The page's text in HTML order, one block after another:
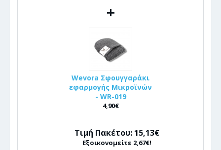
+
Wevora Σφουγγαράκι
εφαρμογής Μικροϊνών
- WR-019
4,90€
Τιμή Πακέτου: 15,13€
Εξοικονομείτε 2,67€!